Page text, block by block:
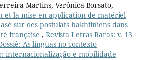
Martins, Verônica Borsato,
et la mise en application de matériel
sur des postulats bakhtiniens dans
française , Revista Letras Raras: v. 13
As línguas no contexto
internacionalização e mobilidade